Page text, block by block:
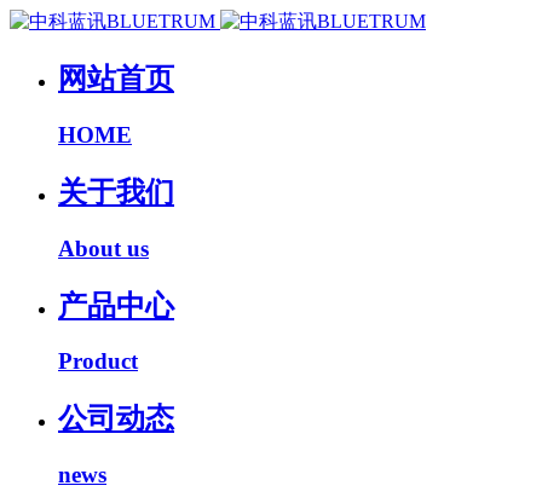
网站首页
HOME
关于我们
About us
产品中心
Product
公司动态
news